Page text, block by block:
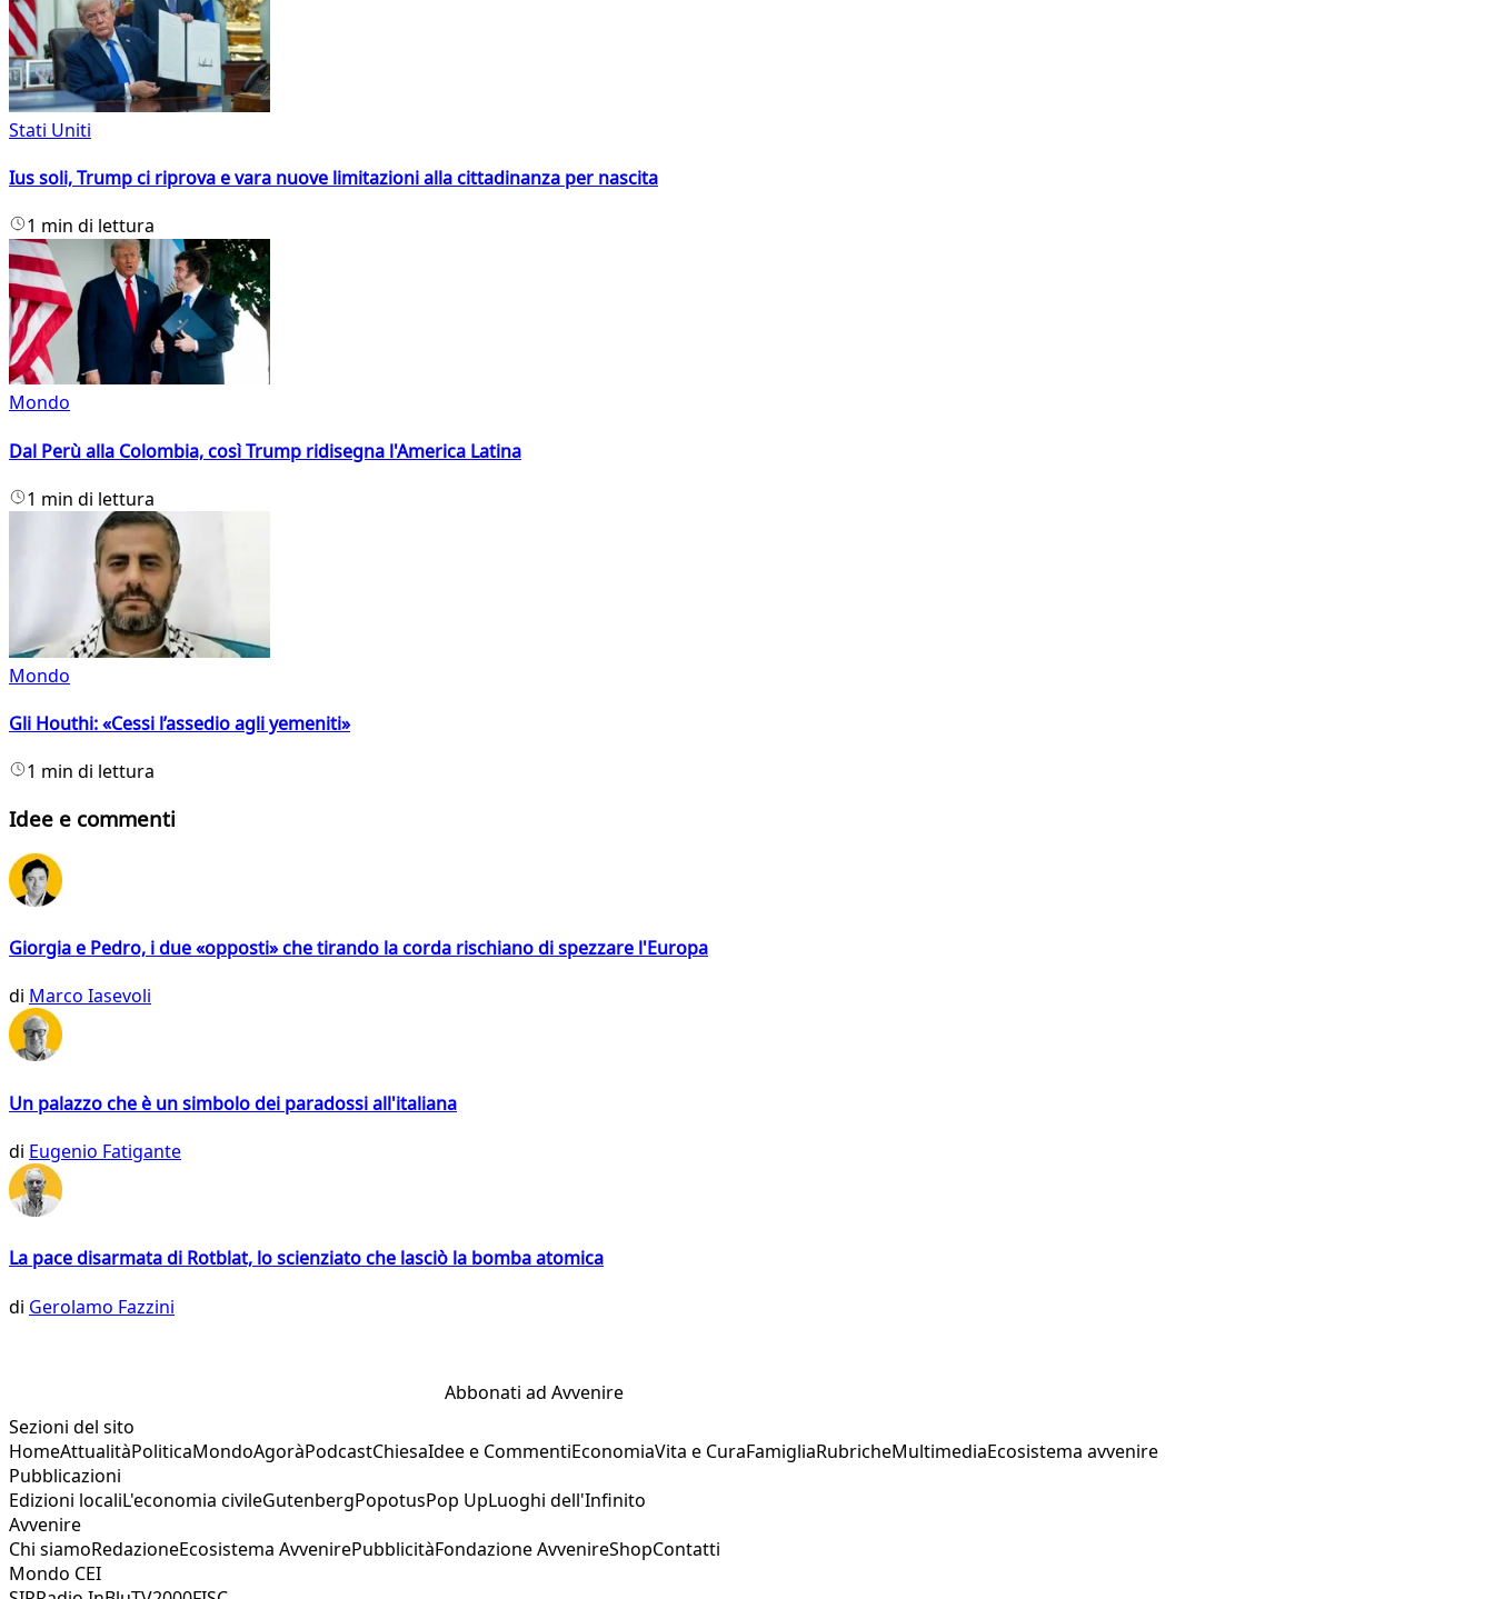
Stati Uniti
Ius soli, Trump ci riprova e vara nuove limitazioni alla cittadinanza per nascita
1 min di lettura
Mondo
Dal Perù alla Colombia, così Trump ridisegna l'America Latina
1 min di lettura
Mondo
Gli Houthi: «Cessi l’assedio agli yemeniti»
1 min di lettura
Idee e commenti
Giorgia e Pedro, i due «opposti» che tirando la corda rischiano di spezzare l'Europa
di Marco Iasevoli
Un palazzo che è un simbolo dei paradossi all'italiana
di Eugenio Fatigante
La pace disarmata di Rotblat, lo scienziato che lasciò la bomba atomica
di Gerolamo Fazzini
Abbonati ad Avvenire
Sezioni del sito
HomeAttualitàPoliticaMondoAgoràPodcastChiesaIdee e CommentiEconomiaVita e CuraFamigliaRubricheMultimediaEcosistema avvenire
Pubblicazioni
Edizioni localiL'economia civileGutenbergPopotusPop UpLuoghi dell'Infinito
Avvenire
Chi siamoRedazioneEcosistema AvvenirePubblicitàFondazione AvvenireShopContatti
Mondo CEI